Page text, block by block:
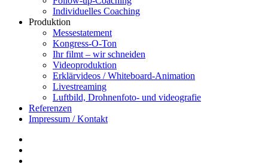
Individuelles Coaching
Produktion
Messestatement
Kongress-O-Ton
Ihr filmt – wir schneiden
Videoproduktion
Erklärvideos / Whiteboard-Animation
Livestreaming
Luftbild, Drohnenfoto- und videografie
Referenzen
Impressum / Kontakt